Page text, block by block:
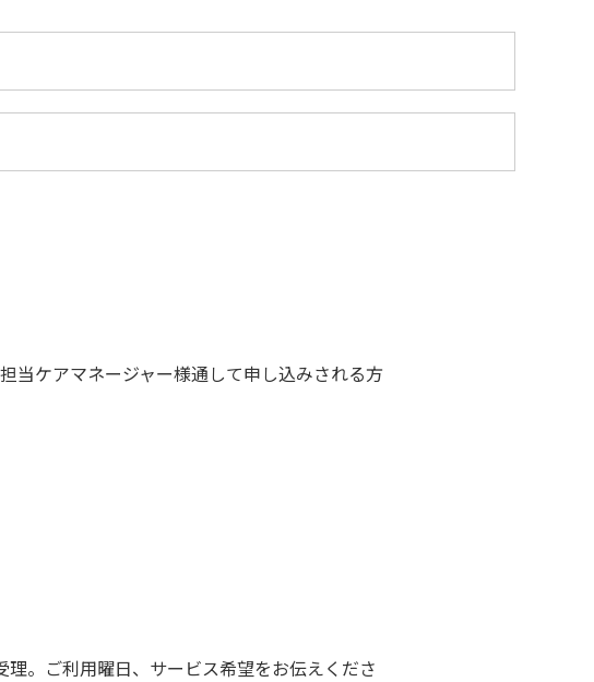
当ケアマネージャー様通して申し込みされる方
。ご利用曜日、サービス希望をお伝えくださ